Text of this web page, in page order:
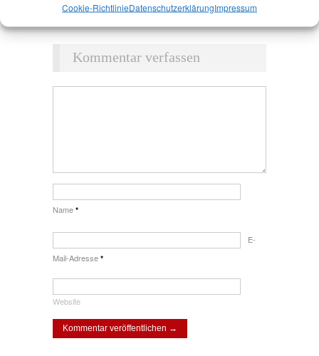
Cookie-RichtlinieDatenschutz­erklärungImpressum
Kommentar verfassen
Name *
E-
Mail-Adresse *
Website